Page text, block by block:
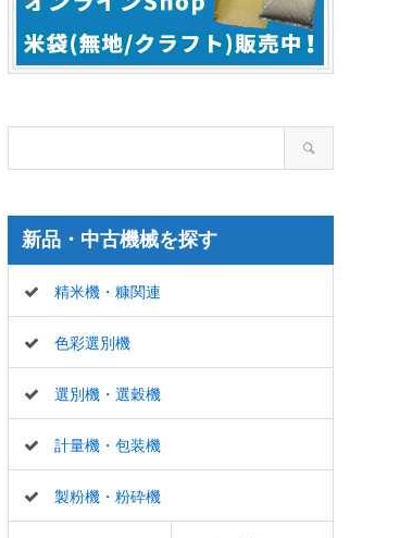
新品・中古機械を探す
精米機・糠関連
色彩選別機
選別機・選穀機
計量機・包装機
製粉機・粉砕機